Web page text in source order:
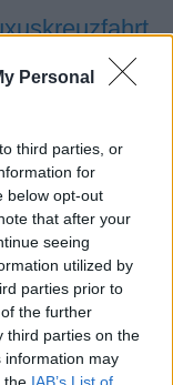
Personal
third parties, or
for
below opt-out
that after your
seeing
utilized by
parties prior to
the further
third parties on the
information may
Menüs, führe
GmbH -